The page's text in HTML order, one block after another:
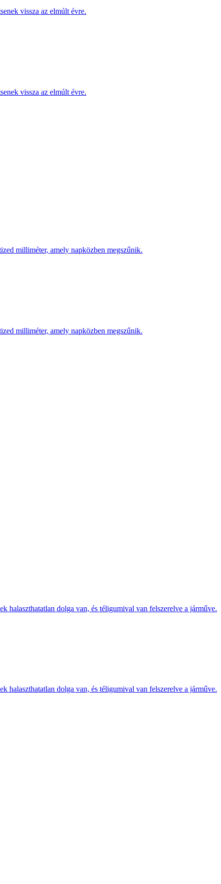
vissza az elmúlt évre.
vissza az elmúlt évre.
milliméter, amely napközben megszűnik.
milliméter, amely napközben megszűnik.
dolga van, és téligumival van felszerelve a járműve.
dolga van, és téligumival van felszerelve a járműve.